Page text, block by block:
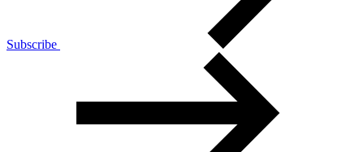
Subscribe